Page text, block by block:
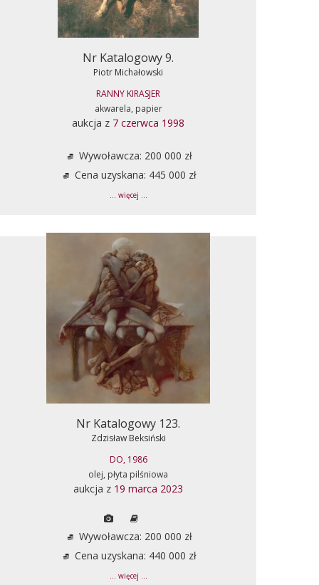
Nr Katalogowy 9.
Piotr Michałowski
RANNY KIRASJER
akwarela, papier
aukcja z 7 czerwca 1998
Wywoławcza: 200 000 zł
Cena uzyskana: 445 000 zł
... więcej ...
Nr Katalogowy 123.
Zdzisław Beksiński
DO, 1986
olej, płyta pilśniowa
aukcja z 19 marca 2023
Wywoławcza: 200 000 zł
Cena uzyskana: 440 000 zł
... więcej ...